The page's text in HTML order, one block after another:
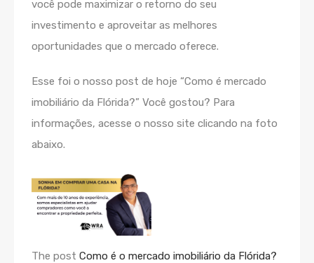
você pode maximizar o retorno do seu
investimento e aproveitar as melhores
oportunidades que o mercado oferece.
Esse foi o nosso post de hoje “Como é mercado
imobiliário da Flórida?” Você gostou? Para
informações, acesse o nosso site clicando na foto
abaixo.
The post Como é o mercado imobiliário da Flórida?